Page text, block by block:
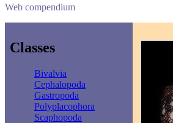
Web compendium
Classes
Bivalvia
Cephalopoda
Gastropoda
Polyplacophora
Scaphopoda